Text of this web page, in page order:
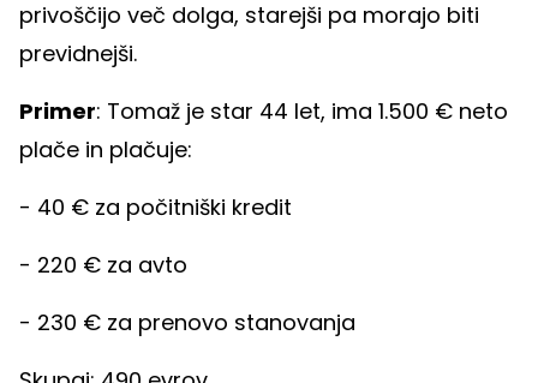
privoščijo več dolga, starejši pa morajo biti
previdnejši.
Primer: Tomaž je star 44 let, ima 1.500 € neto
plače in plačuje:
- 40 € za počitniški kredit
- 220 € za avto
- 230 € za prenovo stanovanja